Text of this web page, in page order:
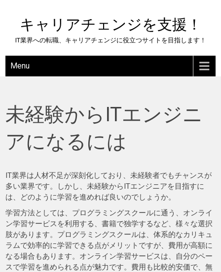
contentキャリアチェンジを支援！
IT業界への転職、キャリアチェンジに役立つサイトを目指します！
Menu
未経験からITエンジニ
アになるには
IT業界は人材不足が深刻化しており、未経験者でもチャンスが
多い業界です。しかし、未経験からITエンジニアを目指すに
は、どのように学習を進めれば良いのでしょうか。
学習方法としては、プログラミングスクールに通う、オンライ
ン学習サービスを利用する、書籍で独学するなど、様々な選択
肢があります。プログラミングスクールは、体系的なカリキュ
ラムで効率的に学習できる点がメリットですが、費用が高額に
なる場合もあります。オンライン学習サービスは、自分のペー
スで学習を進められる点が魅力です。費用も比較的安価で、無